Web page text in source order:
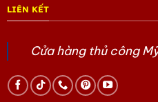
LIÊN KẾT
Cửa hàng thủ công